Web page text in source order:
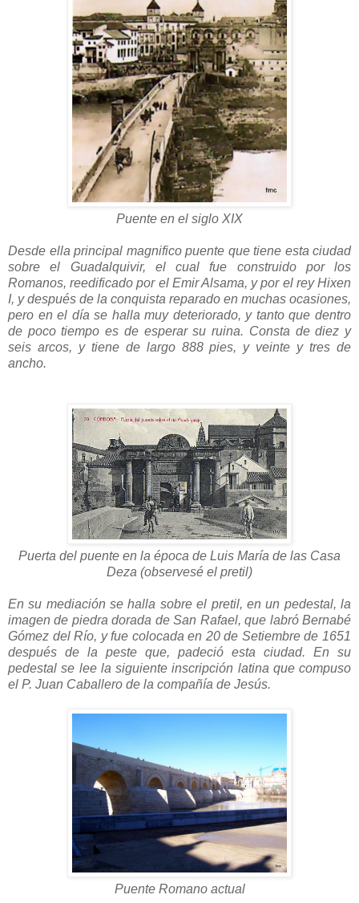
Puente en el siglo XIX
Desde ella principal magnifico puente que tiene esta ciudad
sobre el Guadalquivir, el cual fue construido por los
Romanos, reedificado por el Emir Alsama, y por el rey Hixen
I, y después de la conquista reparado en muchas ocasiones,
pero en el día se halla muy deteriorado, y tanto que dentro
de poco tiempo es de esperar su ruina. Consta de diez y
seis arcos, y tiene de largo 888 pies, y veinte y tres de
ancho.
Puerta del puente en la época de Luis María de las Casa
Deza (observesé el pretil)
En su mediación se halla sobre el pretil, en un pedestal, la
imagen de piedra dorada de San Rafael, que labró Bernabé
Gómez del Río, y fue colocada en 20 de Setiembre de 1651
después de la peste que, padeció esta ciudad. En su
pedestal se lee la siguiente inscripción latina que compuso
el P. Juan Caballero de la compañía de Jesús.
Puente Romano actual